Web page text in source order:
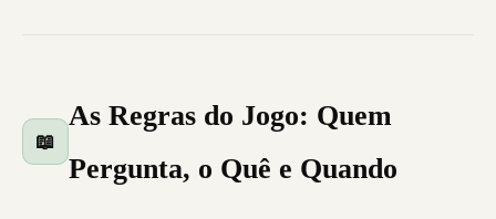
📖
As Regras do Jogo: Quem
Pergunta, o Quê e Quando